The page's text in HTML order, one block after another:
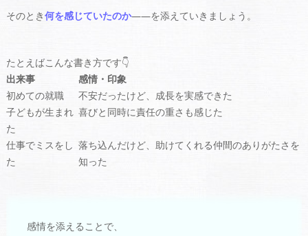
そのとき何を感じていたのか――を添えていきましょう。
たとえばこんな書き方です👇
出来事
感情・印象
初めての就職
不安だったけど、成長を実感できた
子どもが生まれ
た
喜びと同時に責任の重さも感じた
仕事でミスをし
た
落ち込んだけど、助けてくれる仲間のありがたさを
知った
感情を添えることで、